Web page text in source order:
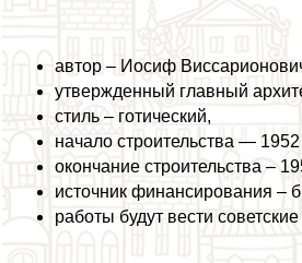
автор – Иосиф
утвержденный главный
стиль – готический,
начало строительства — 1952
окончание строительства –
источник финансирования –
работы будут вести